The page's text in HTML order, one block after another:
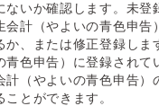
ないか確認します。未登
会計（やよいの青色申告
、または修正登録しま
青色申告）に登録されて
計（やよいの青色申告）
とができます。